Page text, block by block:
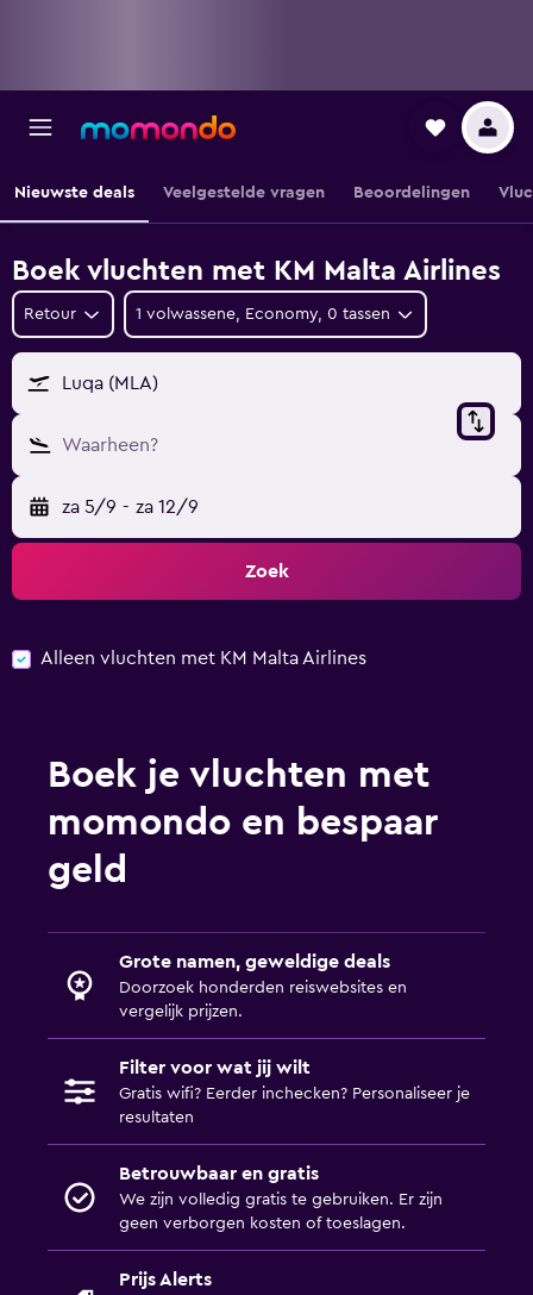
Nieuwste deals Veelgestelde vragen Beoordelingen
Boek vluchten met KM Malta Airlines
Retour 1 volwassene, Economy, 0 tassen
Luqa (MLA)
Waarheen?
za 5/9 - za 12/9
Zoek
Alleen vluchten met KM Malta Airlines
Boek je vluchten met
momondo en bespaar
geld
Grote namen, geweldige deals
Doorzoek honderden reiswebsites en
vergelijk prijzen.
Filter voor wat jij wilt
Gratis wifi? Eerder inchecken? Personaliseer je
resultaten
Betrouwbaar en gratis
We zijn volledig gratis te gebruiken. Er zijn
geen verborgen kosten of toeslagen.
Prijs Alerts